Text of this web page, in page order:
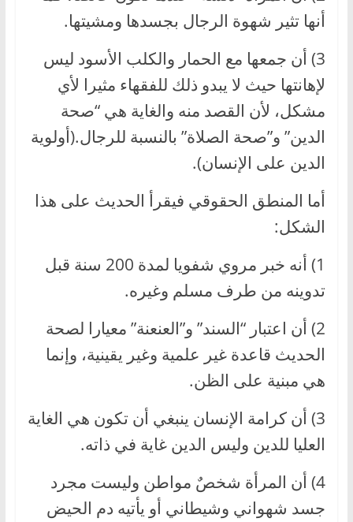
أنها تثير شهوة الرجال بجسدها ومشيتها.
3) أن جمعها مع الحمار والكلب الأسود ليس
لإهانتها حيث لا يبدو ذلك للفقهاء مثيرا لأي
مشكل، لأن القصد منه والغاية هي “صحة
الدين” و”صحة الصلاة” بالنسبة للرجال.(أولوية
الدين على الإنسان).
أما المنطق الحقوقي فيقرأ الحديث على هذا
الشكل:
1) أنه خبر مروي شفويا لمدة 200 سنة قبل
تدوينه من طرف مسلم وغيره.
2) أن اعتبار “السند” و”العنعنة” معيارا لصحة
الحديث قاعدة غير علمية وغير يقينية، وإنما
هي مبنية على الظن.
3) أن كرامة الإنسان ينبغي أن تكون هي الغاية
العليا للدين وليس الدين غاية في ذاته.
4) أن المرأة شخصٌ مواطن وليست مجرد
جسد شهواني وشيطاني أو يأتيه دم الحيض